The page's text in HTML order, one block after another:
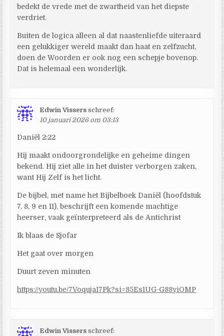
bedekt de vrede met de zwartheid van het diepste
verdriet.
Buiten de logica alleen al dat naastenliefde uiteraard
een gelukkiger wereld maakt dan haat en zelfzucht,
doen de Woorden er ook nog een schepje bovenop.
Dat is helemaal een wonderlijk.
Edwin Vissers schreef:
10 januari 2026 om 03:13
Daniël 2:22
Hij maakt ondoorgrondelijke en geheime dingen
bekend. Hij ziet alle in het duister verborgen zaken,
want Hij Zelf is het licht.
De bijbel, met name het Bijbelboek Daniël (hoofdstuk
7, 8, 9 en 11), beschrijft een komende machtige
heerser, vaak geïnterpreteerd als de Antichrist
Ik blaas de Sjofar
Het gaat over morgen
Duurt zeven minuten
https://youtu.be/7VoqujaI7Pk?si=85Es1UG-G88yiOMP
Edwin Vissers schreef: